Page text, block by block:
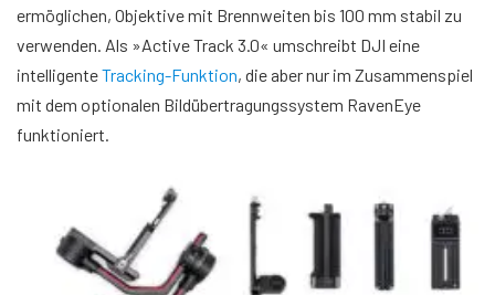
ermöglichen, Objektive mit Brennweiten bis 100 mm stabil zu
verwenden. Als »Active Track 3.0« umschreibt DJI eine
intelligenteTracking-Funktion, die aber nur im Zusammenspiel
mit dem optionalen Bildübertragungssystem RavenEye
funktioniert.